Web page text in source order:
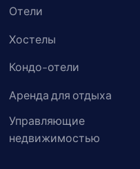
Отели
Хостелы
Кондо-отели
Аренда для отдыха
Управляющие
недвижимостью